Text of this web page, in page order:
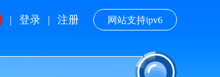
| 登录 | 注册 网站支持ipv6